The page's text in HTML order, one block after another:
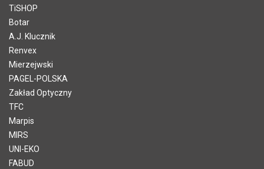
TiSHOP
Botar
A.J. Klucznik
Renvex
Mierzejwski
PAGEL-POLSKA
Zakład Optyczny
TFC
Marpis
MIRS
UNI-EKO
FABUD